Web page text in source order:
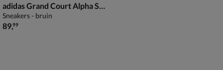
adidas Grand Court Alpha SK8
Sneakers - bruin
€ 89,99
89,99